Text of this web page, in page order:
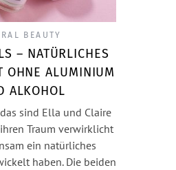
BEAUTY
– NATÜRLICHES
OHNE ALUMINIUM
ALKOHOL
sind Ella und Claire
Traum verwirklicht
ein natürliches
haben. Die beiden